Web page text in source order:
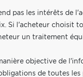
pas les intérêts de
Si l'acheteur choisit
un traitement
objective de
de toutes